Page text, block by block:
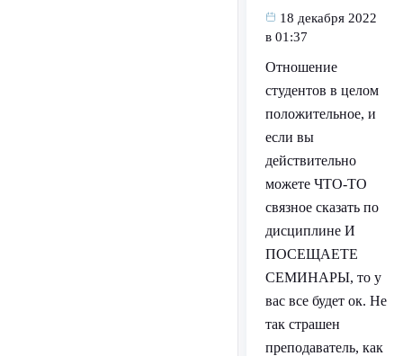
18 декабря 2022
в 01:37
Отношение
студентов в целом
положительное, и
если вы
действительно
можете ЧТО-ТО
связное сказать по
дисциплине И
ПОСЕЩАЕТЕ
СЕМИНАРЫ, то у
вас все будет ок. Не
так страшен
преподаватель, как